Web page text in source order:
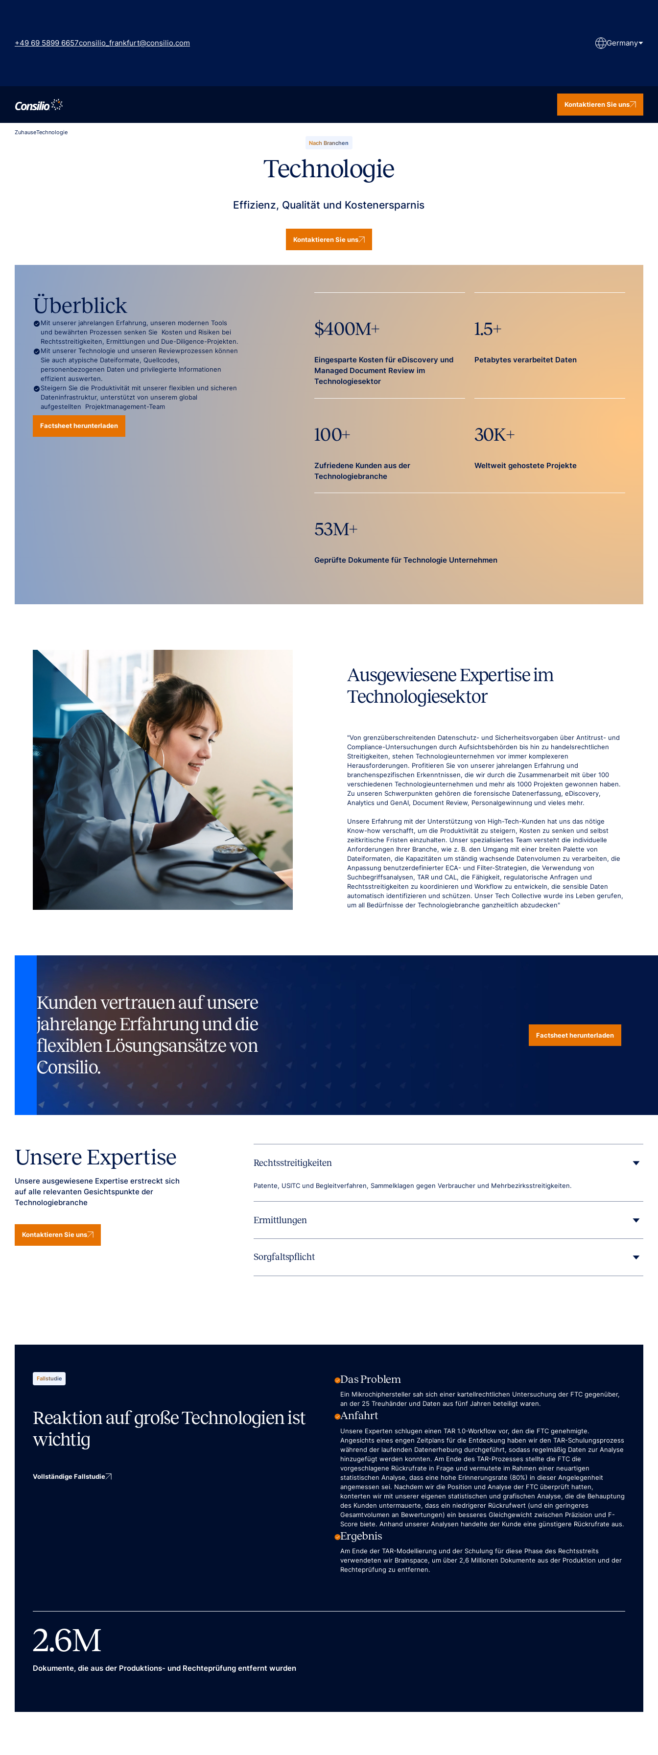
+49 69 5899 6657consilio_frankfurt@consilio.com Germany
Kontaktieren Sie uns
ZuhauseTechnologie
Nach Branchen
Technologie
Effizienz, Qualität und Kostenersparnis
Kontaktieren Sie uns
Überblick
Mit unserer jahrelangen Erfahrung, unseren modernen Tools
und bewährten Prozessen senken Sie Kosten und Risiken bei
Rechtsstreitigkeiten, Ermittlungen und Due-Diligence-Projekten.
Mit unserer Technologie und unseren Reviewprozessen können
Sie auch atypische Dateiformate, Quellcodes,
personenbezogenen Daten und privilegierte Informationen
effizient auswerten.
Steigern Sie die Produktivität mit unserer flexiblen und sicheren
Dateninfrastruktur, unterstützt von unserem global
aufgestellten Projektmanagement-Team
Factsheet herunterladen
$400M+
Eingesparte Kosten für eDiscovery und
Managed Document Review im
Technologiesektor
1.5+
Petabytes verarbeitet Daten
100+
Zufriedene Kunden aus der
Technologiebranche
30K+
Weltweit gehostete Projekte
53M+
Geprüfte Dokumente für Technologie Unternehmen
Ausgewiesene Expertise im
Technologiesektor
"Von grenzüberschreitenden Datenschutz- und Sicherheitsvorgaben über Antitrust- und
Compliance-Untersuchungen durch Aufsichtsbehörden bis hin zu handelsrechtlichen
Streitigkeiten, stehen Technologieunternehmen vor immer komplexeren
Herausforderungen. Profitieren Sie von unserer jahrelangen Erfahrung und
branchenspezifischen Erkenntnissen, die wir durch die Zusammenarbeit mit über 100
verschiedenen Technologieunternehmen und mehr als 1000 Projekten gewonnen haben.
Zu unseren Schwerpunkten gehören die forensische Datenerfassung, eDiscovery,
Analytics und GenAI, Document Review, Personalgewinnung und vieles mehr.
Unsere Erfahrung mit der Unterstützung von High-Tech-Kunden hat uns das nötige
Know-how verschafft, um die Produktivität zu steigern, Kosten zu senken und selbst
zeitkritische Fristen einzuhalten. Unser spezialisiertes Team versteht die individuelle
Anforderungen Ihrer Branche, wie z. B. den Umgang mit einer breiten Palette von
Dateiformaten, die Kapazitäten um ständig wachsende Datenvolumen zu verarbeiten, die
Anpassung benutzerdefinierter ECA- und Filter-Strategien, die Verwendung von
Suchbegriffsanalysen, TAR und CAL, die Fähigkeit, regulatorische Anfragen und
Rechtsstreitigkeiten zu koordinieren und Workflow zu entwickeln, die sensible Daten
automatisch identifizieren und schützen. Unser Tech Collective wurde ins Leben gerufen,
um all Bedürfnisse der Technologiebranche ganzheitlich abzudecken"
Kunden vertrauen auf unsere
jahrelange Erfahrung und die
flexiblen Lösungsansätze von
Consilio.
Factsheet herunterladen
Unsere Expertise
Unsere ausgewiesene Expertise erstreckt sich
auf alle relevanten Gesichtspunkte der
Technologiebranche
Kontaktieren Sie uns
Rechtsstreitigkeiten
Patente, USITC und Begleitverfahren, Sammelklagen gegen Verbraucher und Mehrbezirksstreitigkeiten.
Ermittlungen
Sorgfaltspflicht
Fallstudie
Reaktion auf große Technologien ist
wichtig
Vollständige Fallstudie
Das Problem
Ein Mikrochiphersteller sah sich einer kartellrechtlichen Untersuchung der FTC gegenüber,
an der 25 Treuhänder und Daten aus fünf Jahren beteiligt waren.
Anfahrt
Unsere Experten schlugen einen TAR 1.0-Workflow vor, den die FTC genehmigte.
Angesichts eines engen Zeitplans für die Entdeckung haben wir den TAR-Schulungsprozess
während der laufenden Datenerhebung durchgeführt, sodass regelmäßig Daten zur Analyse
hinzugefügt werden konnten. Am Ende des TAR-Prozesses stellte die FTC die
vorgeschlagene Rückrufrate in Frage und vermutete im Rahmen einer neuartigen
statistischen Analyse, dass eine hohe Erinnerungsrate (80%) in dieser Angelegenheit
angemessen sei. Nachdem wir die Position und Analyse der FTC überprüft hatten,
konterten wir mit unserer eigenen statistischen und grafischen Analyse, die die Behauptung
des Kunden untermauerte, dass ein niedrigerer Rückrufwert (und ein geringeres
Gesamtvolumen an Bewertungen) ein besseres Gleichgewicht zwischen Präzision und F-
Score biete. Anhand unserer Analysen handelte der Kunde eine günstigere Rückrufrate aus.
Ergebnis
Am Ende der TAR-Modellierung und der Schulung für diese Phase des Rechtsstreits
verwendeten wir Brainspace, um über 2,6 Millionen Dokumente aus der Produktion und der
Rechteprüfung zu entfernen.
2.6M
Dokumente, die aus der Produktions- und Rechteprüfung entfernt wurden